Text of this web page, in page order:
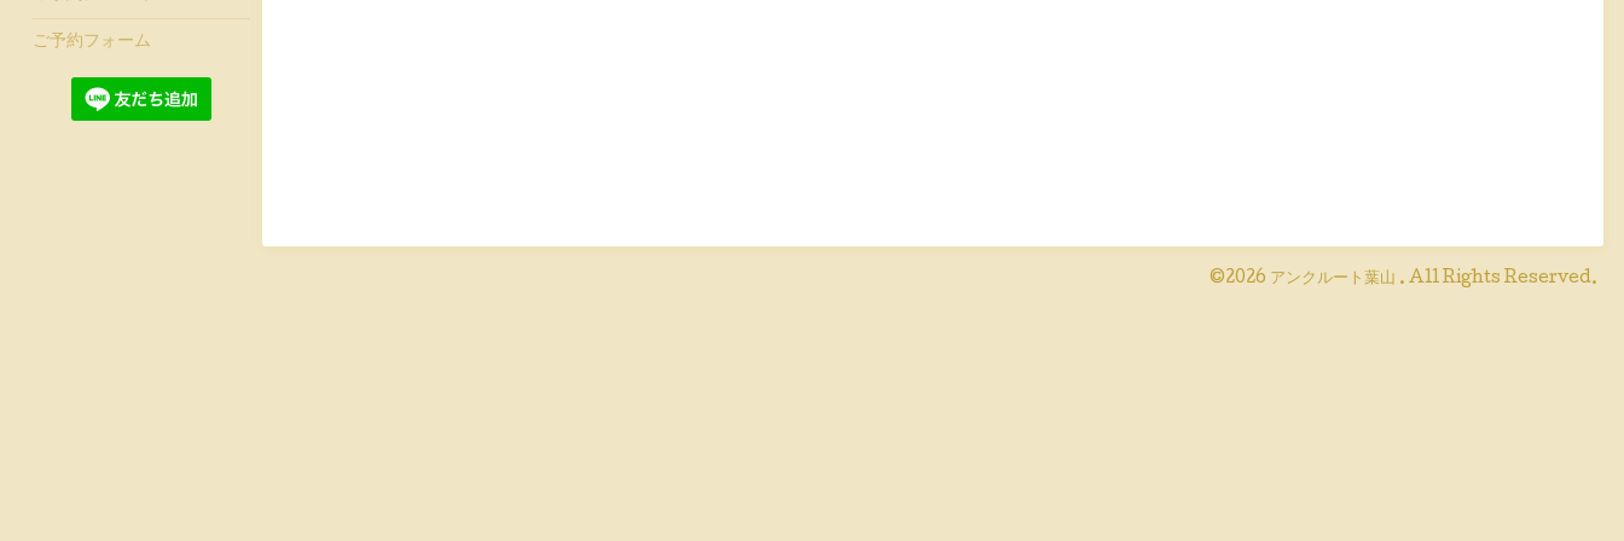
©2026 アンクルート葉山 . All Rights Reserved.
ご予約フォーム